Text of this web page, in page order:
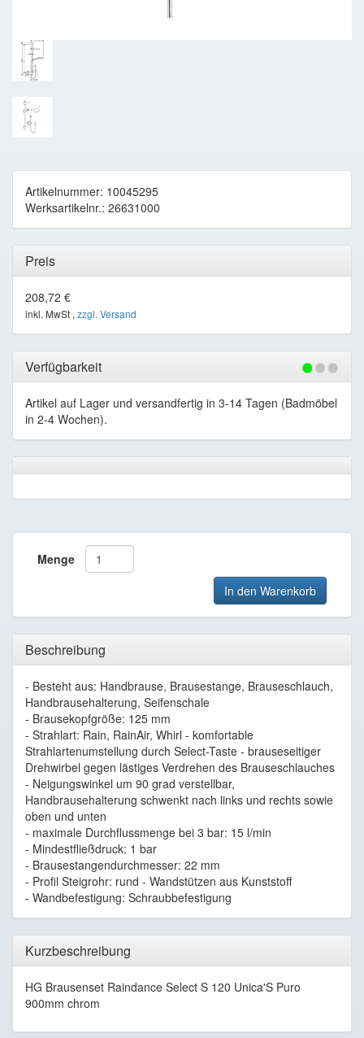
Artikelnummer: 10045295
Werksartikelnr.: 26631000
Preis
208,72 €
inkl. MwSt , zzgl. Versand
Verfügbarkeit
Artikel auf Lager und versandfertig in 3-14 Tagen (Badmöbel
in 2-4 Wochen).
Menge
In den Warenkorb
Beschreibung
- Besteht aus: Handbrause, Brausestange, Brauseschlauch,
Handbrausehalterung, Seifenschale
- Brausekopfgröße: 125 mm
- Strahlart: Rain, RainAir, Whirl - komfortable
Strahlartenumstellung durch Select-Taste - brauseseitiger
Drehwirbel gegen lästiges Verdrehen des Brauseschlauches
- Neigungswinkel um 90 grad verstellbar,
Handbrausehalterung schwenkt nach links und rechts sowie
oben und unten
- maximale Durchflussmenge bei 3 bar: 15 l/min
- Mindestfließdruck: 1 bar
- Brausestangendurchmesser: 22 mm
- Profil Steigrohr: rund - Wandstützen aus Kunststoff
- Wandbefestigung: Schraubbefestigung
Kurzbeschreibung
HG Brausenset Raindance Select S 120 Unica'S Puro
900mm chrom